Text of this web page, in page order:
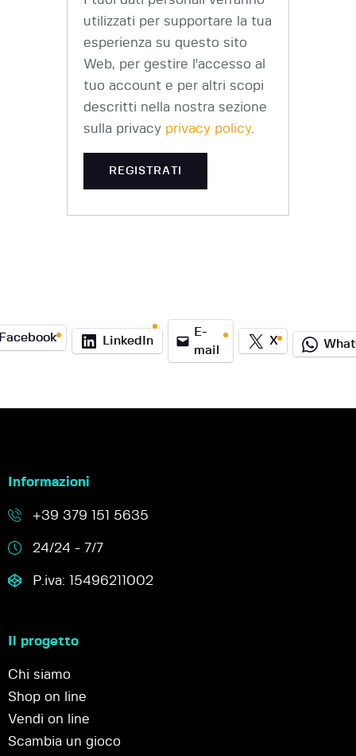
utilizzati per supportare la tua
esperienza su questo sito
Web, per gestire l'accesso al
tuo account e per altri scopi
descritti nella nostra sezione
sulla privacy privacy policy.
REGISTRATI
LinkedIn
E-
mail
X
Informazioni
+39 379 151 5635
24/24 - 7/7
P.iva: 15496211002
Il progetto
Chi siamo
Shop on line
Vendi on line
Scambia un gioco